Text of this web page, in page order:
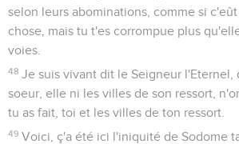
selon leurs abominations, comme si
chose, mais tu t'es corrompue plus
voies.
48 Je suis vivant dit le Seigneur l'Eternel,
soeur, elle ni les villes de son ressort,
tu as fait, toi et les villes de ton ressort.
49 Voici, ç'a été ici l'iniquité de Sodome